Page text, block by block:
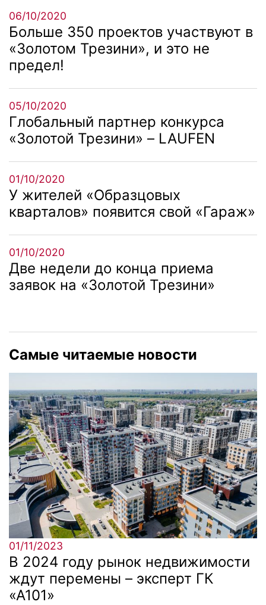
06/10/2020
Больше 350 проектов участвуют в
«Золотом Трезини», и это не
предел!
05/10/2020
Глобальный партнер конкурса
«Золотой Трезини» – LAUFEN
01/10/2020
У жителей «Образцовых
кварталов» появится свой «Гараж»
01/10/2020
Две недели до конца приема
заявок на «Золотой Трезини»
Самые читаемые новости
01/11/2023
В 2024 году рынок недвижимости
ждут перемены – эксперт ГК
«А101»